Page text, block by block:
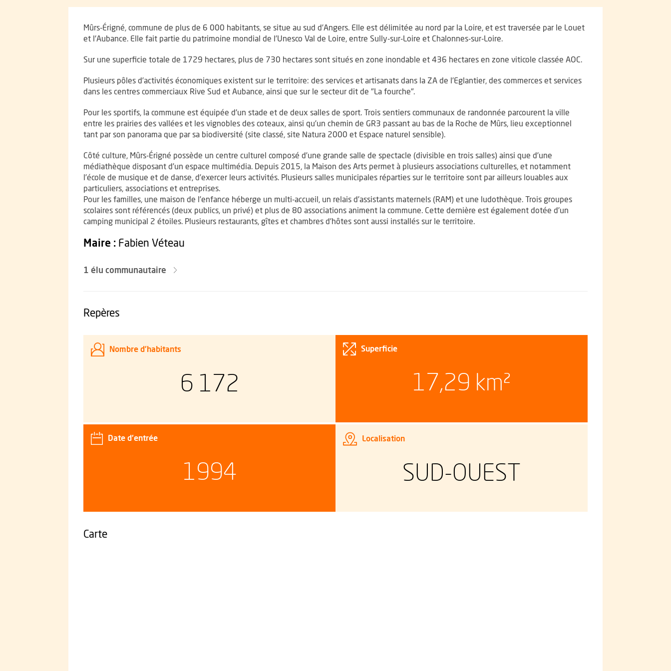
Présentation
Mûrs-Érigné, commune de plus de 6 000 habitants, se situe au sud d’Angers. Elle est délimitée au nord par la Loire, et est traversée par le Louet
et l'Aubance. Elle fait partie du patrimoine mondial de l’Unesco Val de Loire, entre Sully-sur-Loire et Chalonnes-sur-Loire.
Sur une superficie totale de 1729 hectares, plus de 730 hectares sont situés en zone inondable et 436 hectares en zone viticole classée AOC.
Plusieurs pôles d’activités économiques existent sur le territoire: des services et artisanats dans la ZA de l’Eglantier, des commerces et services
dans les centres commerciaux Rive Sud et Aubance, ainsi que sur le secteur dit de "La fourche".
Pour les sportifs, la commune est équipée d'un stade et de deux salles de sport. Trois sentiers communaux de randonnée parcourent la ville
entre les prairies des vallées et les vignobles des coteaux, ainsi qu’un chemin de GR3 passant au bas de la Roche de Mûrs, lieu exceptionnel
tant par son panorama que par sa biodiversité (site classé, site Natura 2000 et Espace naturel sensible).
Côté culture, Mûrs-Érigné possède un centre culturel composé d’une grande salle de spectacle (divisible en trois salles) ainsi que d’une
médiathèque disposant d’un espace multimédia. Depuis 2015, la Maison des Arts permet à plusieurs associations culturelles, et notamment
l’école de musique et de danse, d’exercer leurs activités. Plusieurs salles municipales réparties sur le territoire sont par ailleurs louables aux
particuliers, associations et entreprises.
Pour les familles, une maison de l’enfance héberge un multi-accueil, un relais d’assistants maternels (RAM) et une ludothèque. Trois groupes
scolaires sont référencés (deux publics, un privé) et plus de 80 associations animent la commune. Cette dernière est également dotée d’un
camping municipal 2 étoiles. Plusieurs restaurants, gîtes et chambres d’hôtes sont aussi installés sur le territoire.
Les elus
Maire : Fabien Véteau
1 élu communautaire
Repères
Nombre d'habitants
6 172
Superficie
17,29 km²
Date d'entrée
1994
Localisation
SUD-OUEST
Carte